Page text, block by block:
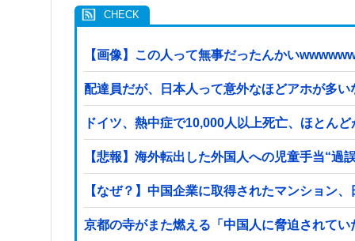
【画像】この人って無事だったんかい
配達員だが、日本人って意外なほどアホが多い
ドイツ、熱中症で10,000人以上死亡、ほとん
【悲報】海外転出した外国人への児童手当“
【なぜ？】中国企業に取得されたマンション
京都の寺がまた燃える「中国人に脅迫されてい